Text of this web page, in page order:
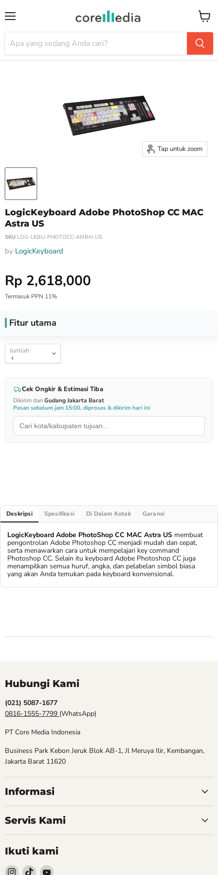
Tap untuk zoom
LogicKeyboard Adobe PhotoShop CC MAC
Astra US
SKU LOG-LKBU-PHOTOCC-AMBH-US
by LogicKeyboard
Harga Special
Rp 2,618,000
Termasuk PPN 11%
Fitur utama
Jumlah
Cek Ongkir & Estimasi Tiba
Dikirim dari Gudang Jakarta Barat
Pesan sebelum jam 15:00, diproses & dikirim hari ini
Deskripsi Spesifikasi Di Dalam Kotak Garansi
LogicKeyboard Adobe PhotoShop CC MAC Astra US membuat
pengontrolan Adobe Photoshop CC menjadi mudah dan cepat,
serta menawarkan cara untuk mempelajari key command
Photoshop CC. Selain itu keyboard Adobe Photoshop CC juga
menampilkan semua huruf, angka, dan pelabelan simbol biasa
yang akan Anda temukan pada keyboard konvensional.
Hubungi Kami
(021) 5087-1677
0816-1555-7799 (WhatsApp)
PT Core Media Indonesia
Business Park Kebon Jeruk Blok AB-1, Jl Meruya Ilir, Kembangan,
Jakarta Barat 11620
Informasi
Servis Kami
Ikuti kami
FollowFollowFollow